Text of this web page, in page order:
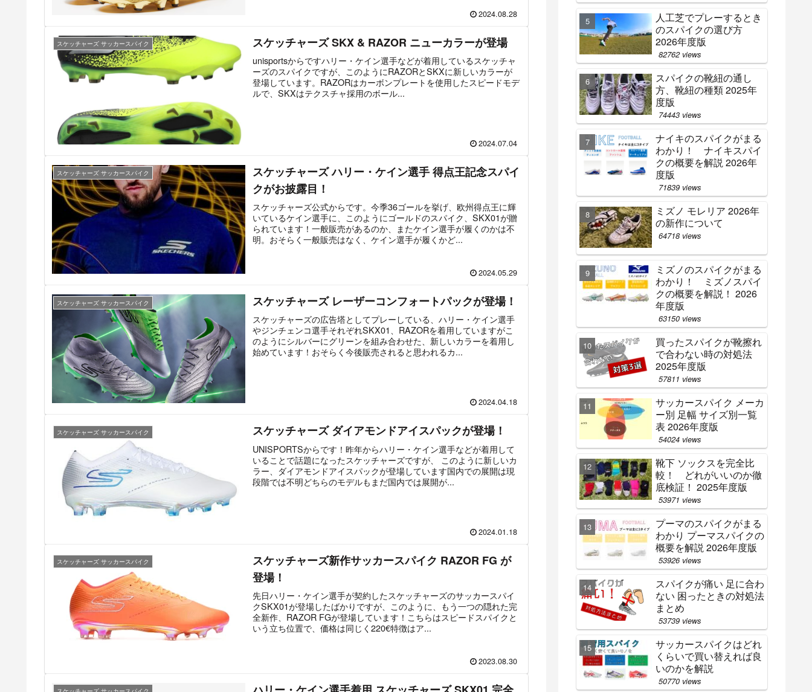
2024.08.28
スケッチャーズ サッカースパイク スケッチャーズ SKX & RAZOR ニューカラーが登場
unisportsからですハリー・ケイン選手などが着用しているスケッチャ
ーズのスパイクですが、このようにRAZORとSKXに新しいカラーが
登場しています。RAZORはカーボンプレートを使用したスピードモデ
ルで、SKXはテクスチャ採用のボール...
2024.07.04
スケッチャーズ サッカースパイク
スケッチャーズ ハリー・ケイン選手 得点王記念スパイ
クがお披露目！
スケッチャーズ公式からです。今季36ゴールを挙げ、欧州得点王に輝
いているケイン選手に、このようにゴールドのスパイク、SKX01が贈
られています！一般販売があるのか、またケイン選手が履くのかは不
明。おそらく一般販売はなく、ケイン選手が履くかど...
2024.05.29
スケッチャーズ サッカースパイク スケッチャーズ レーザーコンフォートパックが登場！
スケッチャーズの広告塔としてプレーしている、ハリー・ケイン選手
やジンチェンコ選手それぞれSKX01、RAZORを着用していますがこ
のようにシルバーにグリーンを組み合わせた、新しいカラーを着用し
始めています！おそらく今後販売されると思われるカ...
2024.04.18
スケッチャーズ サッカースパイク スケッチャーズ ダイアモンドアイスパックが登場！
UNISPORTSからです！昨年からハリー・ケイン選手などが着用して
いることで話題になったスケッチャーズですが、 このように新しいカ
ラー、ダイアモンドアイスパックが登場しています国内での展開は現
段階では不明どちらのモデルもまだ国内では展開が...
2024.01.18
スケッチャーズ サッカースパイク
スケッチャーズ新作サッカースパイク RAZOR FG が
登場！
先日ハリー・ケイン選手が契約したスケッチャーズのサッカースパイ
クSKX01が登場したばかりですが、このように、もう一つの隠れた完
全新作、RAZOR FGが登場しています！こちらはスピードスパイクと
いう立ち位置で、価格は同じく220€特徴はア...
2023.08.30
人工芝でプレーするとき
のスパイクの選び方
2026年度版
82762 views
スパイクの靴紐の通し
方、靴紐の種類 2025年
度版
74443 views
ナイキのスパイクがまる
わかり！ ナイキスパイ
クの概要を解説 2026年
度版
71839 views
ミズノ モレリア 2026年
の新作について
64718 views
ミズノのスパイクがまる
わかり！ ミズノスパイ
クの概要を解説！ 2026
年度版
63150 views
買ったスパイクが靴擦れ
で合わない時の対処法
2025年度版
57811 views
サッカースパイク メーカ
ー別 足幅 サイズ別一覧
表 2026年度版
54024 views
靴下 ソックスを完全比
較！ どれがいいのか徹
底検証！ 2025年度版
53971 views
プーマのスパイクがまる
わかり プーマスパイクの
概要を解説 2026年度版
53926 views
スパイクが痛い 足に合わ
ない 困ったときの対処法
まとめ
53739 views
サッカースパイクはどれ
くらいで買い替えれば良
いのかを解説
50770 views